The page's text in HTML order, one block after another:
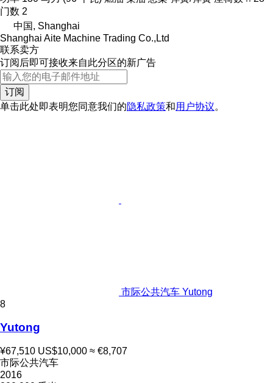
门数 2
中国, Shanghai
Shanghai Aite Machine Trading Co.,Ltd
联系卖方
订阅后即可接收来自此分区的新广告
订阅
单击此处即表明您同意我们的隐私政策和用户协议。
市际公共汽车 Yutong
8
Yutong
¥67,510 US$10,000 ≈ €8,707
市际公共汽车
2016